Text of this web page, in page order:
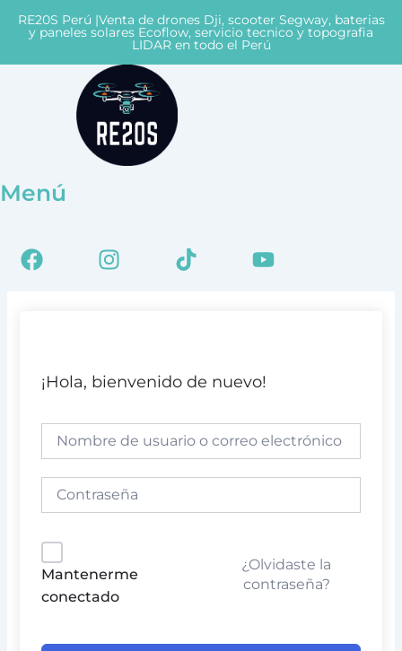
RE20S Perú |Venta de drones Dji, scooter Segway, baterias
y paneles solares Ecoflow, servicio tecnico y topografia
LIDAR en todo el Perú
Menú
FacebookInstagramTiktok Youtube
¡Hola, bienvenido de nuevo!
Mantenerme
conectado
¿Olvidaste la
contraseña?